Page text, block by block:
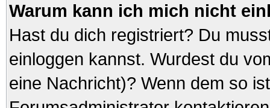
Warum kann ich mich nicht
Hast du dich registriert? Du
einloggen kannst. Wurdest du
eine Nachricht)? Wenn dem so